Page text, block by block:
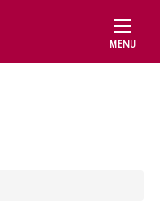
MENU